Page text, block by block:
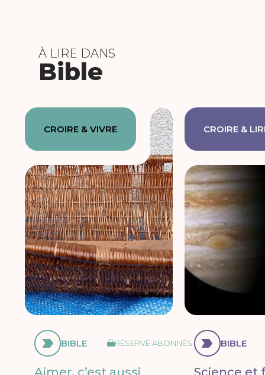
À LIRE DANS
Bible
CROIRE & VIVRE
BIBLE RÉSERVÉ ABONNÉS
Aimer, c’est aussi
CROIRE &
BIBLE
Science et